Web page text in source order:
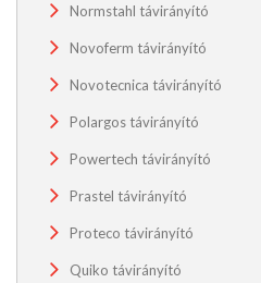
Normstahl távirányító
Novoferm távirányító
Novotecnica távirányító
Polargos távirányító
Powertech távirányító
Prastel távirányító
Proteco távirányító
Quiko távirányító